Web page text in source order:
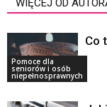
WIĘCEJ OD
Pomoce dla
seniorów i osób
niepełnosprawnych
Co